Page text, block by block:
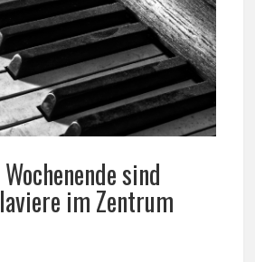
sind
im Zentrum